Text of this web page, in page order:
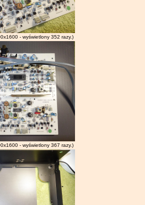
- wyświetlony 352 razy.)
- wyświetlony 367 razy.)